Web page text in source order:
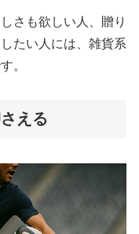
さも欲しい人、贈り
たい人には、雑貨系
。
える